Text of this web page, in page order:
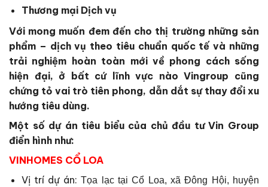
Thương mại Dịch vụ
Với mong muốn đem đến cho thị trường những sản
phẩm – dịch vụ theo tiêu chuẩn quốc tế và những
trải nghiệm hoàn toàn mới về phong cách sống
hiện đại, ở bất cứ lĩnh vực nào Vingroup cũng
chứng tỏ vai trò tiên phong, dẫn dắt sự thay đổi xu
hướng tiêu dùng.
Một số dự án tiêu biểu của chủ đầu tư Vin Group
điển hình như:
VINHOMES CỔ LOA
Vị trí dự án:Tọa lạc tại Cổ Loa, xã Đông Hội, huyện